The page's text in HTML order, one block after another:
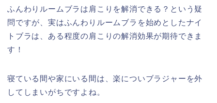
ふんわりルームブラは肩こりを解消できる？という疑
問ですが、実はふんわりルームブラを始めとしたナイ
トブラは、ある程度の肩こりの解消効果が期待できま
す！
寝ている間や家にいる間は、楽についブラジャーを外
してしまいがちですよね。